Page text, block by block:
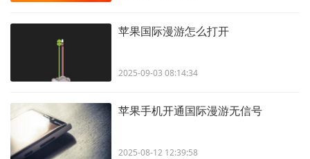
苹果国际漫游怎么打开
2025-09-03 08:14:34
苹果手机开通国际漫游无信号
2025-08-12 12:39:58